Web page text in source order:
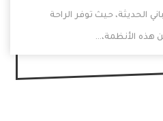
الحديثة، حيث توفر الراحة
هذه الأنظمة،…